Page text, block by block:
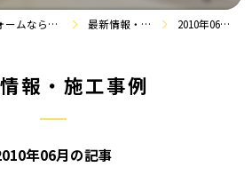
埼玉県加須市のリフォームなら株式会社エアロック 最新情報・施工事例 2010年06月の記事
報・施工事例
年06月の記事